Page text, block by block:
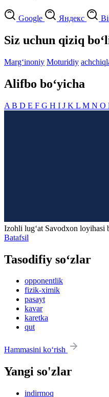
Google Яндекс
Siz uchun qiziq
Marg‘inoniy Moturidiy
Alifbo bo‘yicha
A B D E F G H I J K L M N O
Izohli lugʻat Savodxon loyihasi
Batafsil
Tasodifiy so‘zlar
opponentlik
fizik-ximik
pasayt
kavar
karetka
qut
Hammasini ko‘rish
Yangi so'zlar
indirmoq